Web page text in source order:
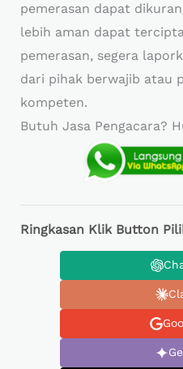
pemerasan dapat
lebih aman dapat
pemerasan, segera
dari pihak berwajib atau
kompeten.
Butuh Jasa Pengacara?
Ringkasan Klik Button